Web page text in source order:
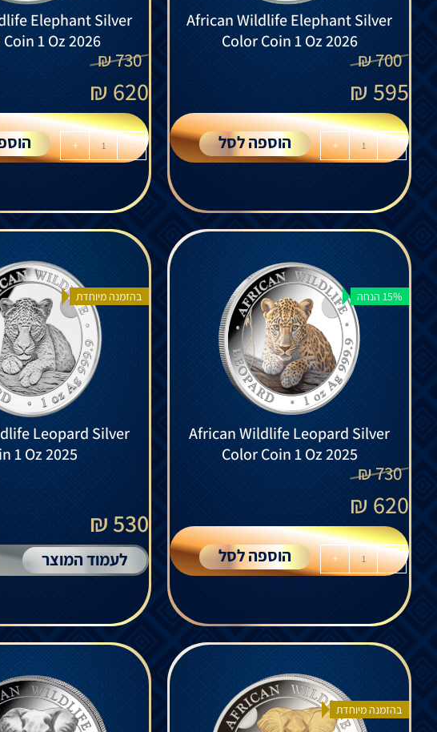
African Wildlife Elephant Silver
Color Coin 1 Oz 2026
700
₪
595
₪
-
+ הוספה לסל
Elephant Silver
1 Oz 2026
730
₪
620
₪
-
+
15% הנחה
African Wildlife Leopard Silver
Color Coin 1 Oz 2025
730
₪
620
₪
-
+ הוספה לסל
בהזמנה מיוחדת
Leopard Silver
1 Oz 2025
530 ₪
לעמוד המוצר
בהזמנה מיוחדת